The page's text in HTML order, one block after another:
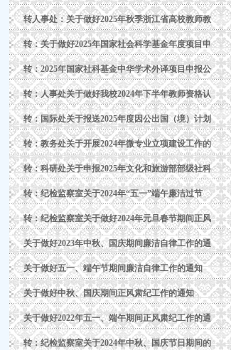
转人事处：关于做好2025年秋季浙江省高校教师教
转：关于做好2025年国家社会科学基金年度项目申
转：2025年国家社科基金中华学术外译项目申报公
转：人事处关于做好我校2024年下半年教师资格认
转：国际处关于报送2025年度因公出国（境）计划
转：教务处关于开展2024年微专业立项建设工作的
转：科研处关于申报2025年文化和旅游部部级社科
转：纪检监察室关于2024年“五一”端午廉洁过节
转：纪检监察室关于做好2024年元旦春节期间正风
关于做好2023年中秋、国庆期间廉洁自律工作的通
关于做好五一、端午节期间廉洁自律工作的通知
关于做好中秋、国庆期间正风肃纪工作的通知
关于做好2022年五一、端午期间正风肃纪工作的通
转：纪检监察室关于2024年中秋、国庆节日期间的